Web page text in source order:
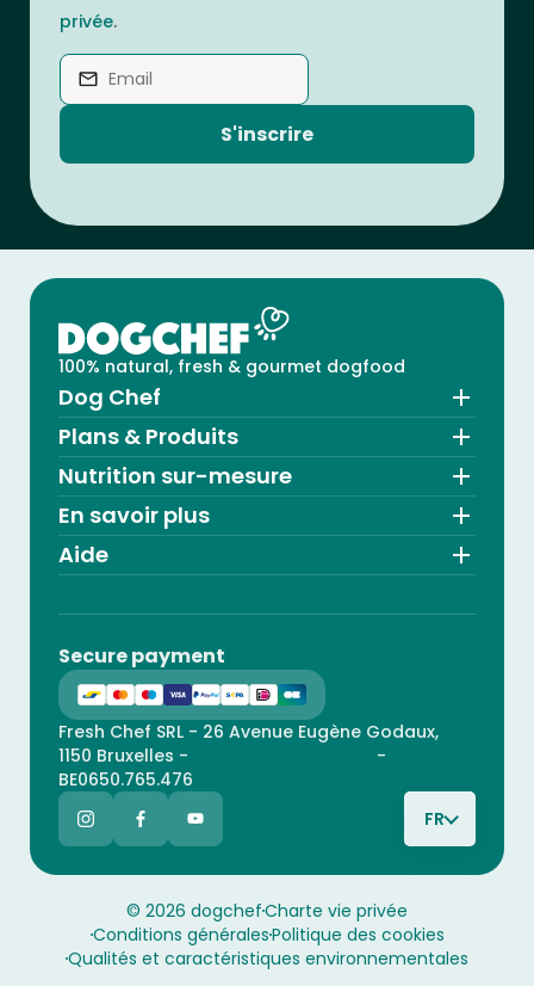
privée.
S'inscrire
100% natural, fresh & gourmet dogfood
Dog Chef
Plans & Produits
Nutrition sur-mesure
En savoir plus
Aide
Secure payment
Fresh Chef SRL - 26 Avenue Eugène Godaux,
1150 Bruxelles -
-
BE0650.765.476
FR
© 2026 dogchefCharte vie privée
Conditions généralesPolitique des cookies
Qualités et caractéristiques environnementales